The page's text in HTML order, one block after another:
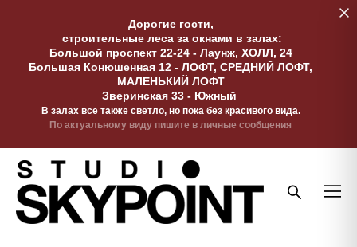
Дорогие гости,
строительные леса за окнами в залах:
Большой проспект 22-24 - Лаунж, ХОЛЛ, 24
Большая Конюшенная 12 - ЛОФТ, СРЕДНИЙ ЛОФТ,
МАЛЕНЬКИЙ ЛОФТ
Зверинская 33 - Южный
В залах все также светло, но пока без красивого вида.
По актуальному виду пишите в личные сообщения